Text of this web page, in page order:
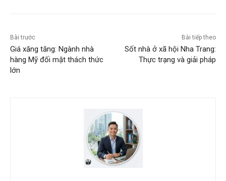
Bài trước
Giá xăng tăng: Ngành nhà
hàng Mỹ đối mặt thách thức
lớn
Bài tiếp theo
Sốt nhà ở xã hội Nha Trang:
Thực trạng và giải pháp